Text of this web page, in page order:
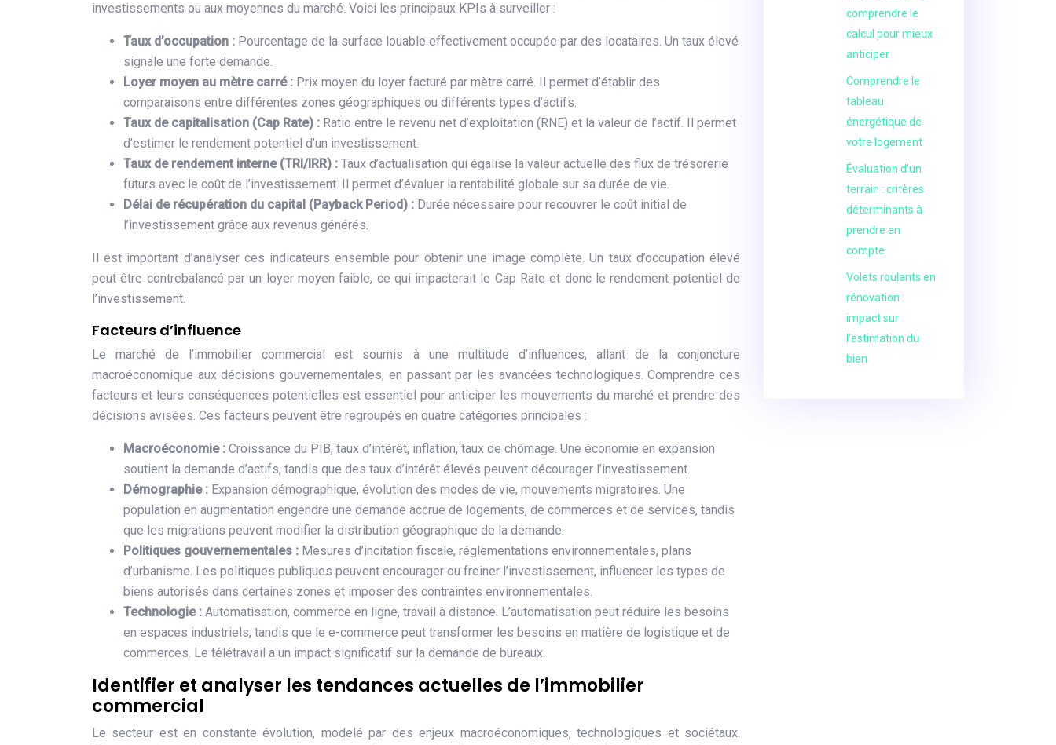
investissements ou aux moyennes du marché. Voici les principaux KPIs à surveiller :
Taux d’occupation : Pourcentage de la surface louable effectivement occupée par des locataires. Un taux élevé
signale une forte demande.
Loyer moyen au mètre carré : Prix moyen du loyer facturé par mètre carré. Il permet d’établir des
comparaisons entre différentes zones géographiques ou différents types d’actifs.
Taux de capitalisation (Cap Rate) : Ratio entre le revenu net d’exploitation (RNE) et la valeur de l’actif. Il permet
d’estimer le rendement potentiel d’un investissement.
Taux de rendement interne (TRI/IRR) : Taux d’actualisation qui égalise la valeur actuelle des flux de trésorerie
futurs avec le coût de l’investissement. Il permet d’évaluer la rentabilité globale sur sa durée de vie.
Délai de récupération du capital (Payback Period) : Durée nécessaire pour recouvrer le coût initial de
l’investissement grâce aux revenus générés.
Il est important d’analyser ces indicateurs ensemble pour obtenir une image complète. Un taux d’occupation élevé
peut être contrebalancé par un loyer moyen faible, ce qui impacterait le Cap Rate et donc le rendement potentiel de
l’investissement.
Facteurs d’influence
Le marché de l’immobilier commercial est soumis à une multitude d’influences, allant de la conjoncture
macroéconomique aux décisions gouvernementales, en passant par les avancées technologiques. Comprendre ces
facteurs et leurs conséquences potentielles est essentiel pour anticiper les mouvements du marché et prendre des
décisions avisées. Ces facteurs peuvent être regroupés en quatre catégories principales :
Macroéconomie : Croissance du PIB, taux d’intérêt, inflation, taux de chômage. Une économie en expansion
soutient la demande d’actifs, tandis que des taux d’intérêt élevés peuvent décourager l’investissement.
Démographie : Expansion démographique, évolution des modes de vie, mouvements migratoires. Une
population en augmentation engendre une demande accrue de logements, de commerces et de services, tandis
que les migrations peuvent modifier la distribution géographique de la demande.
Politiques gouvernementales : Mesures d’incitation fiscale, réglementations environnementales, plans
d’urbanisme. Les politiques publiques peuvent encourager ou freiner l’investissement, influencer les types de
biens autorisés dans certaines zones et imposer des contraintes environnementales.
Technologie : Automatisation, commerce en ligne, travail à distance. L’automatisation peut réduire les besoins
en espaces industriels, tandis que le e-commerce peut transformer les besoins en matière de logistique et de
commerces. Le télétravail a un impact significatif sur la demande de bureaux.
Identifier et analyser les tendances actuelles de l’immobilier
commercial
Le secteur est en constante évolution, modelé par des enjeux macroéconomiques, technologiques et sociétaux.
comprendre le
calcul pour mieux
anticiper
Comprendre le
tableau
énergétique de
votre logement
Évaluation d’un
terrain : critères
déterminants à
prendre en
compte
Volets roulants en
rénovation :
impact sur
l’estimation du
bien